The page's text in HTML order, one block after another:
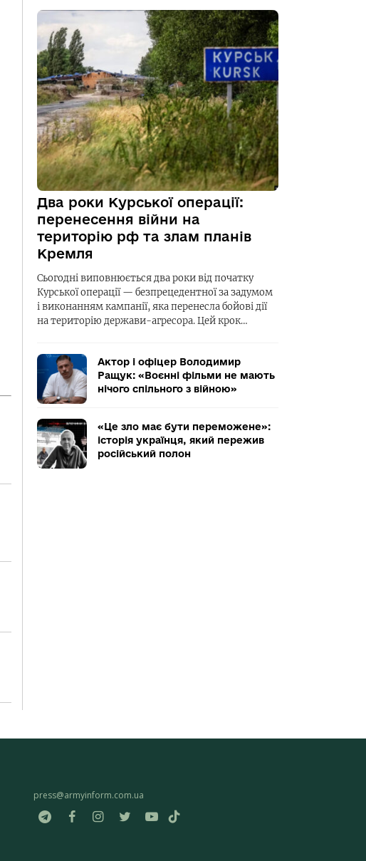
Два роки Курської операції:
перенесення війни на
територію рф та злам планів
Кремля
Сьогодні виповнюється два роки від початку
Курської операції — безпрецедентної за задумом
і виконанням кампанії, яка перенесла бойові дії
на територію держави-агресора. Цей крок…
Актор і офіцер Володимир
Ращук: «Воєнні фільми не мають
нічого спільного з війною»
«Це зло має бути переможене»:
історія українця, який пережив
російський полон
press@armyinform.com.ua